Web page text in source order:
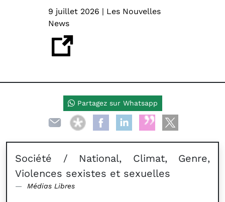
9 juillet 2026 | Les Nouvelles
News
Société / National, Climat, Genre,
Violences sexistes et sexuelles
Médias Libres
Partagez sur Whatsapp